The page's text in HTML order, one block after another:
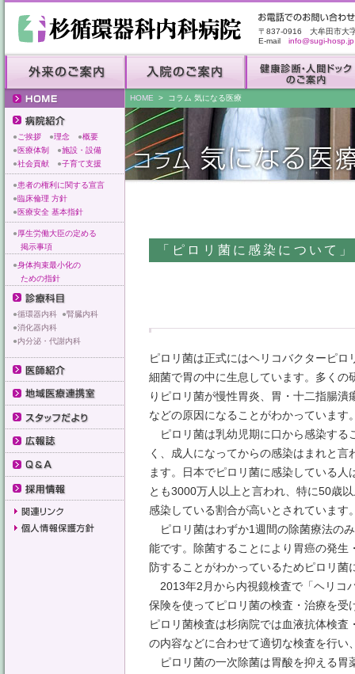
〒837-0916 大牟田市大
E-mail info@sugi-hosp.jp
HOME > コラム 気になる医療
● ご挨拶 ●理念 ●概要
●医療体制 ●施設・設備
●社会貢献 ●子育て支援
●患者の権利に関する宣言
●臨床倫理 方針
●医療安全 基本指針
●厚生労働大臣の定める
掲示事項
●身体拘束最小化の
ための指針
●循環器内科 ●腎臓内科
●消化器内科
●内分泌・代謝内科
「ピロリ菌に感染について」
ピロリ菌は正式にはヘリコバクターピロ
細菌で胃の中に生息しています。多くの
りピロリ菌が慢性胃炎、胃・十二指腸潰
などの原因になることがわかっています
ピロリ菌は乳幼児期に口から感染する
く、成人になってからの感染はまれと言
ます。日本でピロリ菌に感染している人
とも3000万人以上と言われ、特に50歳
感染している割合が高いとされています
ピロリ菌はわずか1週間の除菌療法の
能です。除菌することにより胃癌の発
防することがわかっているためピロリ
2013年2月から内視鏡検査で「ヘリコ
保険を使ってピロリ菌の検査・治療を
ピロリ菌検査は杉病院では血液抗体検
の内容などに合わせて適切な検査を行い
ピロリ菌の一次除菌は胃酸を抑える胃